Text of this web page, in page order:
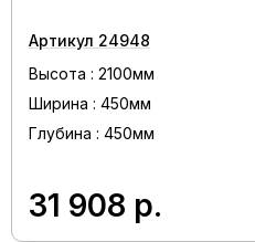
Артикул 24948
Высота : 2100мм
Ширина : 450мм
Глубина : 450мм
31 908 р.